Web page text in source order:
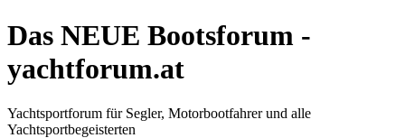
Das NEUE Bootsforum -
yachtforum.at
Yachtsportforum für Segler, Motorbootfahrer und alle
Yachtsportbegeisterten